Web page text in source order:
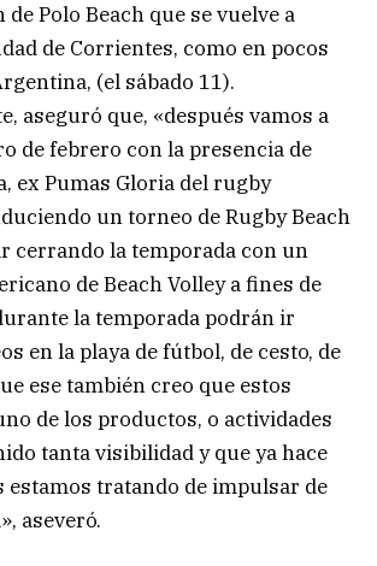
Polo Beach que se vuelve a
de Corrientes, como en pocos
(el sábado 11).
aseguró que, «después vamos a
de febrero con la presencia de
ex Pumas Gloria del rugby
un torneo de Rugby Beach
cerrando la temporada con un
de Beach Volley a fines de
la temporada podrán ir
en la playa de fútbol, de cesto, de
ese también creo que estos
de los productos, o actividades
tanta visibilidad y que ya hace
estamos tratando de impulsar de
aseveró.